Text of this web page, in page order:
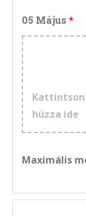
05 Május
húzza ide
Maximális